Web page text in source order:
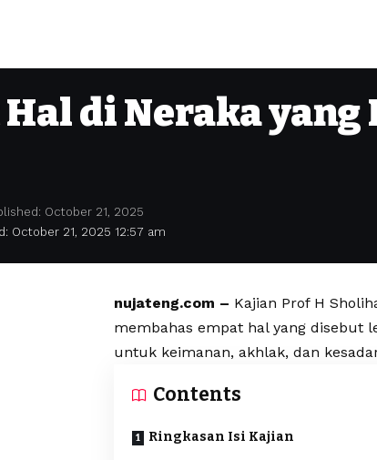
di Neraka
October 21, 2025 12:57 am
October 21, 2025
nujateng.com – Kajian Prof H
membahas empat hal yang disebut
untuk keimanan, akhlak, dan
Contents
Ringkasan Isi Kajian